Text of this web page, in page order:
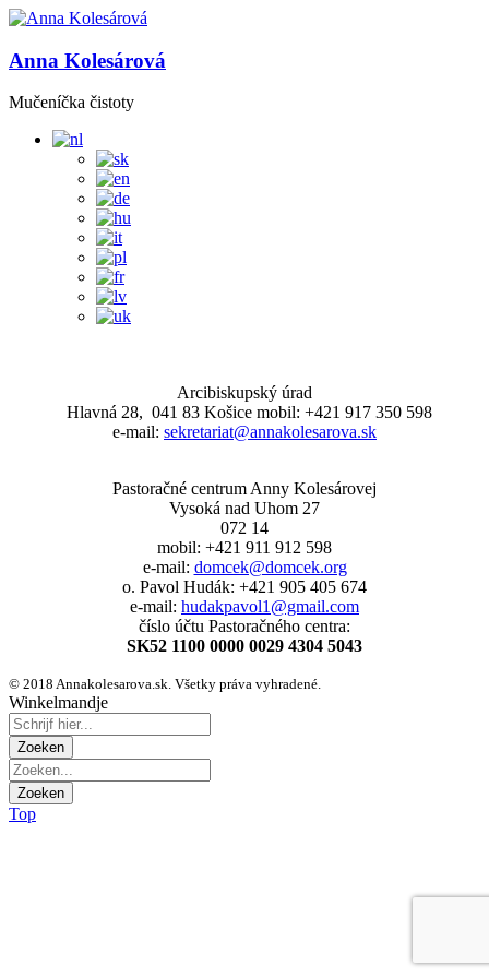
Anna Kolesárová
Mučeníčka čistoty
Arcibiskupský úrad
Hlavná 28, 041 83 Košice mobil: +421 917 350 598
e-mail: sekretariat@annakolesarova.sk
Pastoračné centrum Anny Kolesárovej
Vysoká nad Uhom 27
072 14
mobil: +421 911 912 598
e-mail: domcek@domcek.org
o. Pavol Hudák: +421 905 405 674
e-mail: hudakpavol1@gmail.com
číslo účtu Pastoračného centra:
SK52 1100 0000 0029 4304 5043
© 2018 Annakolesarova.sk. Všetky práva vyhradené.
Winkelmandje
Top